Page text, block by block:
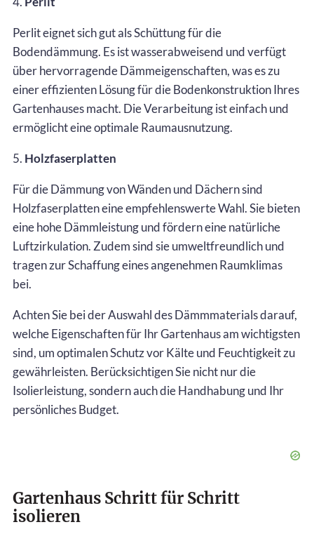
Perlit eignet sich gut als Schüttung für die
Bodendämmung. Es ist wasserabweisend und verfügt
über hervorragende Dämmeigenschaften, was es zu
einer effizienten Lösung für die Bodenkonstruktion Ihres
Gartenhauses macht. Die Verarbeitung ist einfach und
ermöglicht eine optimale Raumausnutzung.
5. Holzfaserplatten
Für die Dämmung von Wänden und Dächern sind
Holzfaserplatten eine empfehlenswerte Wahl. Sie bieten
eine hohe Dämmleistung und fördern eine natürliche
Luftzirkulation. Zudem sind sie umweltfreundlich und
tragen zur Schaffung eines angenehmen Raumklimas
bei.
Achten Sie bei der Auswahl des Dämmmaterials darauf,
welche Eigenschaften für Ihr Gartenhaus am wichtigsten
sind, um optimalen Schutz vor Kälte und Feuchtigkeit zu
gewährleisten. Berücksichtigen Sie nicht nur die
Isolierleistung, sondern auch die Handhabung und Ihr
persönliches Budget.
Gartenhaus Schritt für Schritt
isolieren